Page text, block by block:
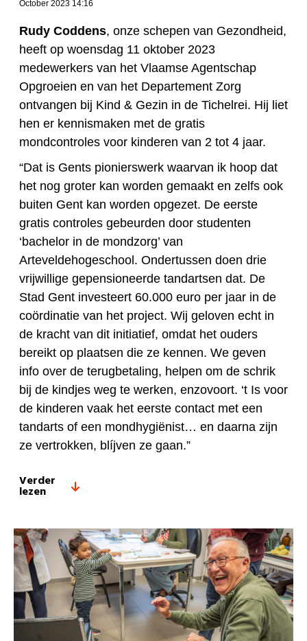
October 2023 14:16
Rudy Coddens, onze schepen van Gezondheid,
heeft op woensdag 11 oktober 2023
medewerkers van het Vlaamse Agentschap
Opgroeien en van het Departement Zorg
ontvangen bij Kind & Gezin in de Tichelrei. Hij liet
hen er kennismaken met de gratis
mondcontroles voor kinderen van 2 tot 4 jaar.
“Dat is Gents pionierswerk waarvan ik hoop dat
het nog groter kan worden gemaakt en zelfs ook
buiten Gent kan worden opgezet. De eerste
gratis controles gebeurden door studenten
‘bachelor in de mondzorg’ van
Arteveldehogeschool. Ondertussen doen drie
vrijwillige gepensioneerde tandartsen dat. De
Stad Gent investeert 60.000 euro per jaar in de
coördinatie van het project. Wij geloven echt in
de kracht van dit initiatief, omdat het ouders
bereikt op plaatsen die ze kennen. We geven
info over de terugbetaling, helpen om de schrik
bij de kindjes weg te werken, enzovoort. ‘t Is voor
de kinderen vaak het eerste contact met een
tandarts of een mondhygiënist… en daarna zijn
ze vertrokken, blíjven ze gaan.”
Verder
lezen